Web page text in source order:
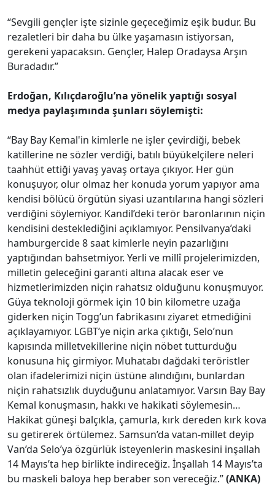
“Sevgili gençler işte sizinle geçeceğimiz eşik budur. Bu
rezaletleri bir daha bu ülke yaşamasın istiyorsan,
gerekeni yapacaksın. Gençler, Halep Oradaysa Arşın
Buradadır.”
Erdoğan, Kılıçdaroğlu’na yönelik yaptığı sosyal
medya paylaşımında şunları söylemişti:
“Bay Bay Kemal'in kimlerle ne işler çevirdiği, bebek
katillerine ne sözler verdiği, batılı büyükelçilere neleri
taahhüt ettiği yavaş yavaş ortaya çıkıyor. Her gün
konuşuyor, olur olmaz her konuda yorum yapıyor ama
kendisi bölücü örgütün siyasi uzantılarına hangi sözleri
verdiğini söylemiyor. Kandil’deki terör baronlarının niçin
kendisini desteklediğini açıklamıyor. Pensilvanya’daki
hamburgercide 8 saat kimlerle neyin pazarlığını
yaptığından bahsetmiyor. Yerli ve millî projelerimizden,
milletin geleceğini garanti altına alacak eser ve
hizmetlerimizden niçin rahatsız olduğunu konuşmuyor.
Güya teknoloji görmek için 10 bin kilometre uzağa
giderken niçin Togg’un fabrikasını ziyaret etmediğini
açıklayamıyor. LGBT’ye niçin arka çıktığı, Selo’nun
kapısında milletvekillerine niçin nöbet tutturduğu
konusuna hiç girmiyor. Muhatabı dağdaki teröristler
olan ifadelerimizi niçin üstüne alındığını, bunlardan
niçin rahatsızlık duyduğunu anlatamıyor. Varsın Bay Bay
Kemal konuşmasın, hakkı ve hakikati söylemesin…
Hakikat güneşi balçıkla, çamurla, kırk dereden kırk kova
su getirerek örtülemez. Samsun’da vatan-millet deyip
Van’da Selo’ya özgürlük isteyenlerin maskesini inşallah
14 Mayıs’ta hep birlikte indireceğiz. İnşallah 14 Mayıs’ta
bu maskeli baloya hep beraber son vereceğiz.”(ANKA)